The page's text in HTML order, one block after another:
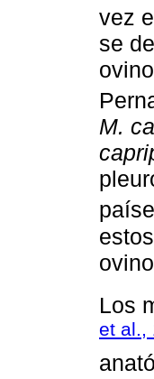
vez
se
M.
Los
et al.,